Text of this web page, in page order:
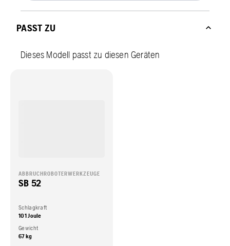
PASST ZU
Dieses Modell passt zu diesen Geräten
ABBRUCHROBOTERWERKZEUGE
SB 52
Schlagkraft
101 Joule
Gewicht
67 kg